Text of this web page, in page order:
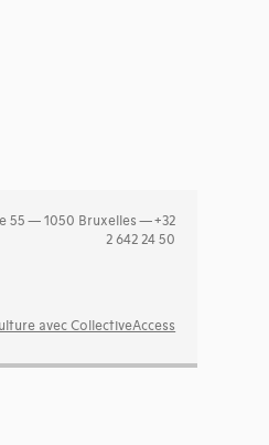
55 — 1050 Bruxelles — +32
2 642 24 50
avec CollectiveAccess